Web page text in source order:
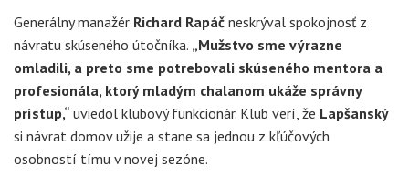
Generálny manažér Richard Rapáč neskrýval spokojnosť z
návratu skúseného útočníka. „Mužstvo sme výrazne
omladili, a preto sme potrebovali skúseného mentora a
profesionála, ktorý mladým chalanom ukáže správny
prístup,“ uviedol klubový funkcionár. Klub verí, že Lapšanský
si návrat domov užije a stane sa jednou z kľúčových
osobností tímu v novej sezóne.